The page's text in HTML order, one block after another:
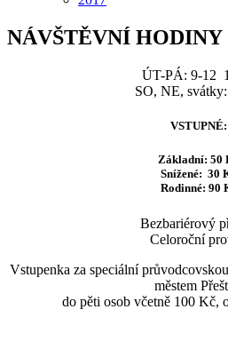
NÁVŠTĚVNÍ HODINY
ÚT-PÁ: 9-12
SO, NE,
VSTUPNÉ:
Základní: 50
Snížené: 30
Rodinné: 90
Bezbariérový
Celoroční
Vstupenka za speciální
městem
do pěti osob včetně 100 Kč,